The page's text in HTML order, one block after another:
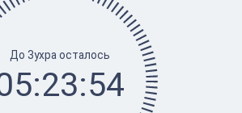
До Зухра осталось